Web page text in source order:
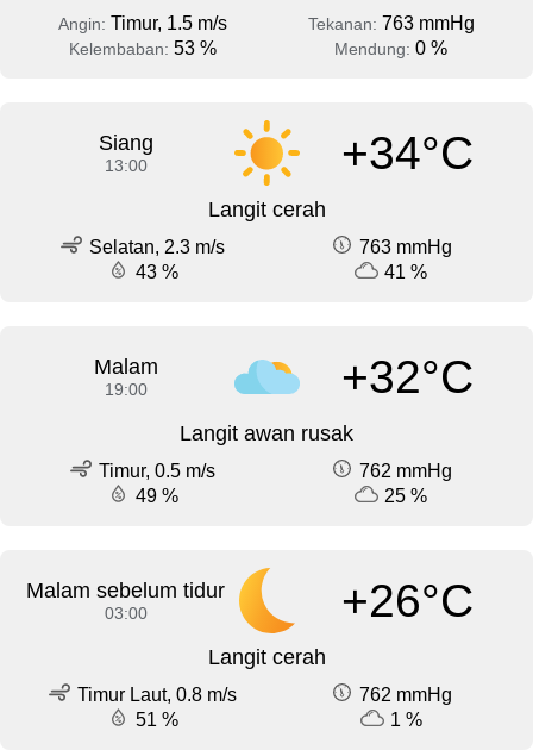
Angin: Timur, 1.5 m/s Tekanan: 763 mmHg
Kelembaban: 53 % Mendung: 0 %
Siang
13:00 +34°C
Langit cerah
Selatan, 2.3 m/s
763 mmHg
43 %
41 %
Malam
19:00 +32°C
Langit awan rusak
Timur, 0.5 m/s
762 mmHg
49 %
25 %
Malam sebelum tidur
03:00 +26°C
Langit cerah
Timur Laut, 0.8 m/s
762 mmHg
51 %
1 %